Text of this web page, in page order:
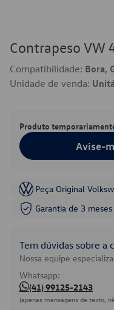
Contrapeso VW
Compatibilidade: Bora,
Unidade de venda:
Produto
Avise-
Peça Original
Garantia de 3
Tem dúvidas sobre a
Nossa equipe
Whatsapp:
(41) 99125-2143
(apenas mensagens de texto,